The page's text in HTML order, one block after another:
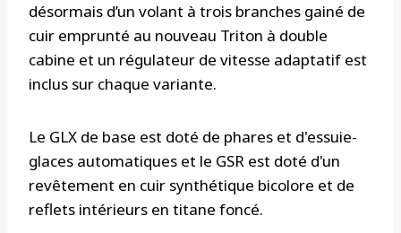
désormais d’un volant à trois branches gainé de
cuir emprunté au nouveau Triton à double
cabine et un régulateur de vitesse adaptatif est
inclus sur chaque variante.
Le GLX de base est doté de phares et d'essuie-
glaces automatiques et le GSR est doté d'un
revêtement en cuir synthétique bicolore et de
reflets intérieurs en titane foncé.